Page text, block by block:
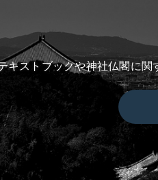
キストブックや神社仏閣に